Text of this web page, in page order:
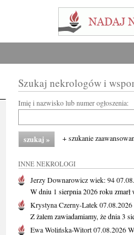
Szukaj nekrologów i
Imię i nazwisko lub numer ogłoszenia:
+ szukanie
INNE NEKROLOGI
Jerzy Downarowiczwiek: 94
W dniu 1 sierpnia 2026 roku zmarł
Krystyna Czerny-Latek07.08.2026
Z żalem zawiadamiamy, że dnia 3
Ewa Wolińska-Witort07.08.2026